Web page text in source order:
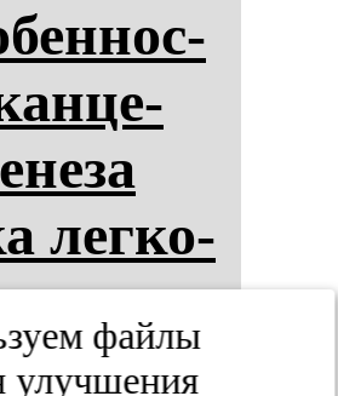
лег­ко­
учас­ти­
файлы
улучшения